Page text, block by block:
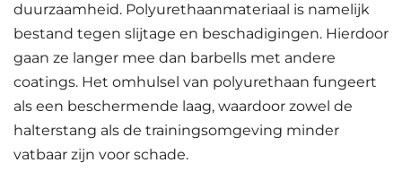
duurzaamheid. Polyurethaanmateriaal is namelijk
bestand tegen slijtage en beschadigingen. Hierdoor
gaan ze langer mee dan barbells met andere
coatings. Het omhulsel van polyurethaan fungeert
als een beschermende laag, waardoor zowel de
halterstang als de trainingsomgeving minder
vatbaar zijn voor schade.